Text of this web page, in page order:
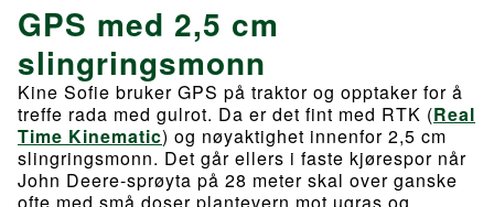
GPS med 2,5 cm
slingringsmonn
Kine Sofie bruker GPS på traktor og opptaker for å
treffe rada med gulrot. Da er det fint med RTK (Real
Time Kinematic) og nøyaktighet innenfor 2,5 cm
slingringsmonn. Det går ellers i faste kjørespor når
John Deere-sprøyta på 28 meter skal over ganske